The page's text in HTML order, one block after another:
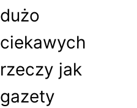
dużo
ciekawych
rzeczy jak
gazety